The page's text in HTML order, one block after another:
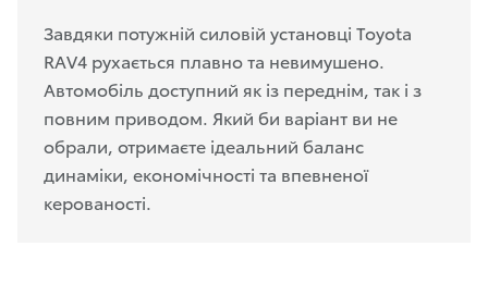
Завдяки потужній силовій установці Toyota
RAV4 рухається плавно та невимушено.
Автомобіль доступний як із переднім, так і з
повним приводом. Який би варіант ви не
обрали, отримаєте ідеальний баланс
динаміки, економічності та впевненої
керованості.